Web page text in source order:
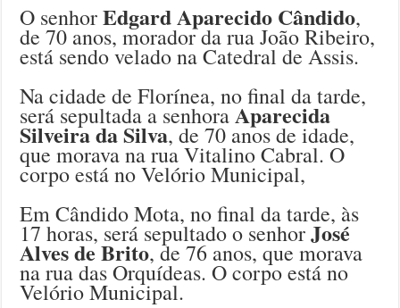
O senhorEdgard Aparecido Cândido,
de 70 anos, morador da rua João Ribeiro,
está sendo velado na Catedral de Assis.
Na cidade de Florínea, no final da tarde,
será sepultada a senhoraAparecida
Silveira da Silva, de 70 anos de idade,
que morava na rua Vitalino Cabral. O
corpo está no Velório Municipal,
Em Cândido Mota, no final da tarde, às
17 horas, será sepultado o senhorJosé
Alves de Brito, de 76 anos, que morava
na rua das Orquídeas. O corpo está no
Velório Municipal.